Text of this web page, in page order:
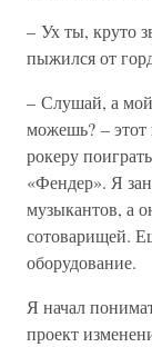
– Ух ты, круто
пыжился от
– Слушай, а мой
можешь? – этот
рокеру
«Фендер». Я
музыкантов, а
сотоварищей.
оборудование.
Я начал
проект